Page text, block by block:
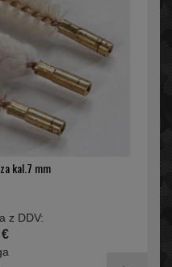
kal.7 mm
z DDV: